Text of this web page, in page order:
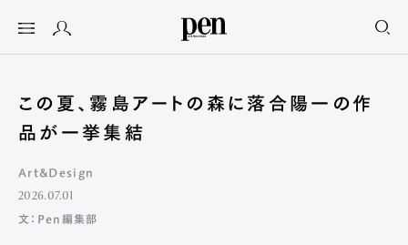
この夏、霧島アートの森に落合陽一の作
品が一挙集結
Art&Design
2026.07.01
文：Pen編集部